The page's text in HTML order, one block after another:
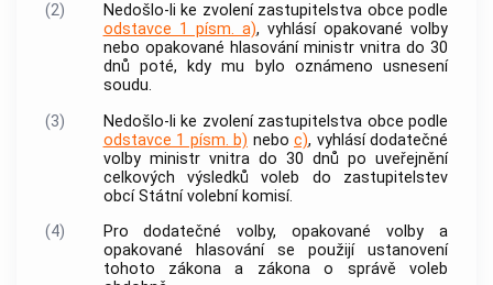
(2) Nedošlo-li ke zvolení zastupitelstva obce podle
odstavce 1 písm. a), vyhlásí opakované volby
nebo opakované hlasování ministr vnitra do 30
dnů poté, kdy mu bylo oznámeno usnesení
soudu.
(3)
Nedošlo-li ke zvolení zastupitelstva obce podle
odstavce 1 písm. b) nebo c), vyhlásí dodatečné
volby ministr vnitra do 30 dnů po uveřejnění
celkových výsledků voleb do zastupitelstev
obcíStátní volební komisí.
(4)
Pro dodatečné volby, opakované volby a
opakované hlasování se použijí ustanovení
tohoto zákona a zákona o správě voleb